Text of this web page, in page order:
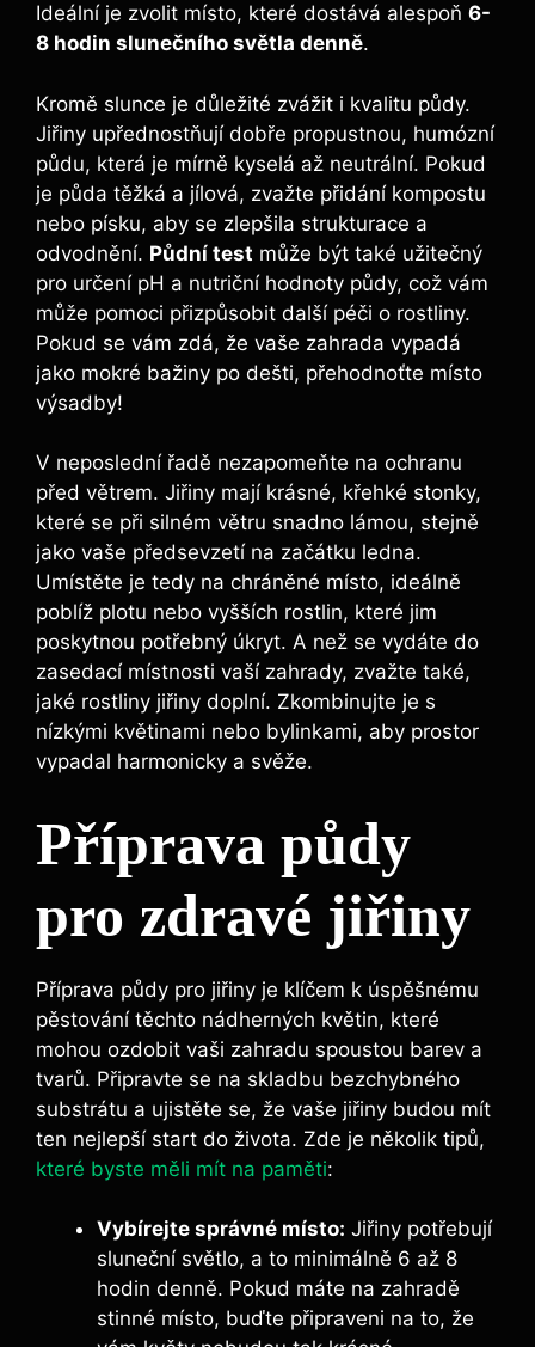
Ideální je zvolit místo, které dostává alespoň 6-
8 hodin slunečního​ světla denně.
Kromě slunce⁤ je důležité zvážit i ‍kvalitu půdy.
Jiřiny upřednostňují dobře propustnou, humózní
půdu, která je ⁤mírně kyselá až neutrální. Pokud
je půda těžká a jílová, zvažte přidání kompostu
nebo písku, aby se zlepšila strukturace a
odvodnění. Půdní test může být také užitečný
pro určení pH a nutriční hodnoty půdy, což vám
může pomoci přizpůsobit další ‌péči ⁢o rostliny.
Pokud se vám zdá, že vaše zahrada vypadá
jako mokré bažiny po dešti, přehodnoťte místo
výsadby!
V neposlední řadě nezapomeňte na ochranu
před větrem. Jiřiny mají krásné, křehké stonky,
⁤které se při silném větru snadno lámou, stejně
jako vaše předsevzetí na začátku ledna.
Umístěte je tedy ⁣na chráněné místo, ideálně
poblíž plotu nebo vyšších ‍rostlin, které jim
poskytnou ⁤potřebný úkryt. A než se vydáte do
zasedací místnosti​ vaší zahrady, zvažte také,​
jaké rostliny jiřiny doplní. Zkombinujte je s
nízkými květinami nebo⁣ bylinkami, aby prostor⁤
vypadal harmonicky a svěže.
Příprava půdy
pro zdravé jiřiny
Příprava půdy pro jiřiny⁣ je klíčem k úspěšnému⁤
pěstování těchto ​nádherných květin,‍ které
mohou ozdobit vaši zahradu spoustou‍ barev a
tvarů. Připravte se na skladbu bezchybného
substrátu a ujistěte se, že vaše​ jiřiny budou mít
ten nejlepší start do života. Zde je několik tipů,
které byste měli mít na paměti:
Vybírejte správné místo: Jiřiny potřebují
sluneční světlo, a to minimálně 6 až 8
hodin denně. Pokud máte na ⁤zahradě
stinné místo, buďte připraveni⁤ na to, že